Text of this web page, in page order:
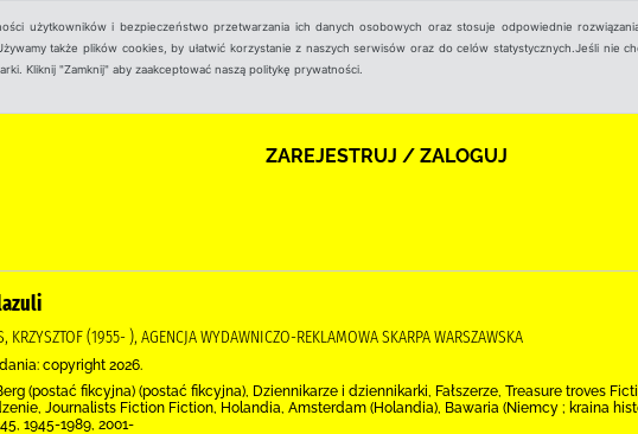
użytkowników i bezpieczeństwo przetwarzania ich danych osobowych oraz stosuje odpowiednie
także plików cookies, by ułatwić korzystanie z naszych serwisów oraz do celów statystycznych.Jeśli nie
Kliknij "Zamknij" aby zaakceptować naszą politykę prywatności.
ZAREJESTRUJ / ZALOGUJ
KRZYSZTOF (1955- ), AGENCJA WYDAWNICZO-REKLAMOWA SKARPA WARSZAWSKA
copyright 2026.
(postać fikcyjna) (postać fikcyjna), Dziennikarze i dziennikarki, Fałszerze, Treasure troves
Journalists Fiction Fiction, Holandia, Amsterdam (Holandia), Bawaria (Niemcy ; kraina
1945-1989, 2001-